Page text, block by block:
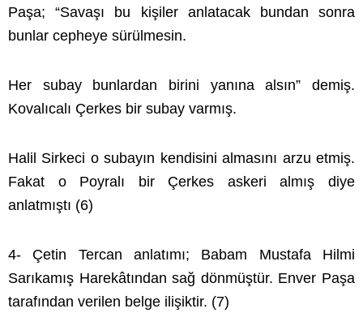
Paşa; “Savaşı bu kişiler anlatacak bundan sonra
bunlar cepheye sürülmesin.
Her subay bunlardan birini yanına alsın” demiş.
Kovalıcalı Çerkes bir subay varmış.
Halil Sirkeci o subayın kendisini almasını arzu etmiş.
Fakat o Poyralı bir Çerkes askeri almış diye
anlatmıştı (6)
4- Çetin Tercan anlatımı; Babam Mustafa Hilmi
Sarıkamış Harekâtından sağ dönmüştür. Enver Paşa
tarafından verilen belge ilişiktir. (7)